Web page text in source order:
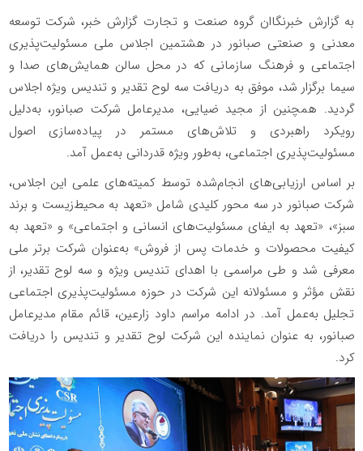
به گزارش خبرنگاان گروه صنعت و تجارت گزارش خبر، شرکت توسعه
معدنی و صنعتی صبانور در هشتمین اجلاس ملی مسئولیت‌پذیری
اجتماعی و فرهنگ سازمانی که در محل سالن همایش‌های صدا و
سیما برگزار شد، موفق به دریافت سه لوح تقدیر و تندیس ویژه اجلاس
گردید. همچنین از مجید ضیایی، مدیرعامل شرکت صبانور، به‌دلیل
رویکرد راهبردی و تلاش‌های مستمر در پیاده‌سازی اصول
مسئولیت‌پذیری اجتماعی، به‌طور ویژه قدردانی به‌عمل آمد.
بر اساس ارزیابی‌های انجام‌شده توسط کمیته‌های علمی این اجلاس،
شرکت صبانور در سه محور کلیدی شامل «تعهد به محیط‌زیست و برند
سبز»، «تعهد به ایفای مسئولیت‌های انسانی و اجتماعی» و «تعهد به
کیفیت محصولات و خدمات پس از فروش» به‌عنوان شرکت برتر ملی
معرفی شد و طی مراسمی با اهدای تندیس ویژه و سه لوح تقدیر، از
نقش مؤثر و مسئولانه این شرکت در حوزه مسئولیت‌پذیری اجتماعی
تجلیل به‌عمل آمد. در ادامه مراسم داود زارعین، قائم مقام مدیرعامل
صبانور، به عنوان نماینده این شرکت لوح تقدیر و تندیس را دریافت
کرد.